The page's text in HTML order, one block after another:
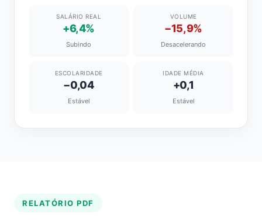
SALÁRIO REAL
+6,4%
Subindo
VOLUME
−15,9%
Desacelerando
ESCOLARIDADE
−0,04
Estável
IDADE MÉDIA
+0,1
Estável
RELATÓRIO PDF